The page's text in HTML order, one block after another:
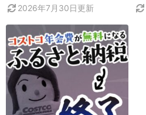
2026年7月30日更新